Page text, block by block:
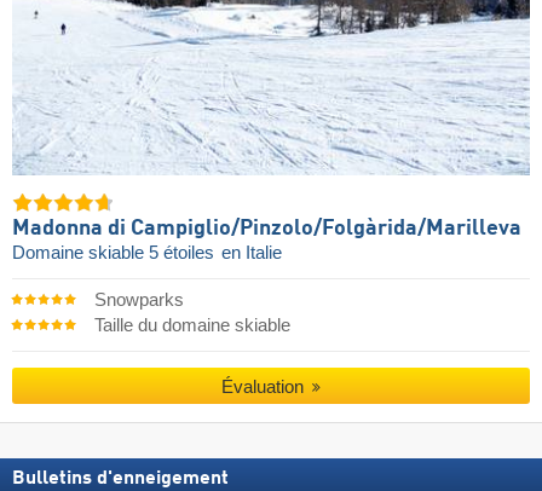
Madonna di Campiglio/​Pinzolo/​Folgàrida/​Marilleva
Domaine skiable 5 étoiles en Italie
Snowparks
Taille du domaine skiable
Évaluation
Bulletins d'enneigement